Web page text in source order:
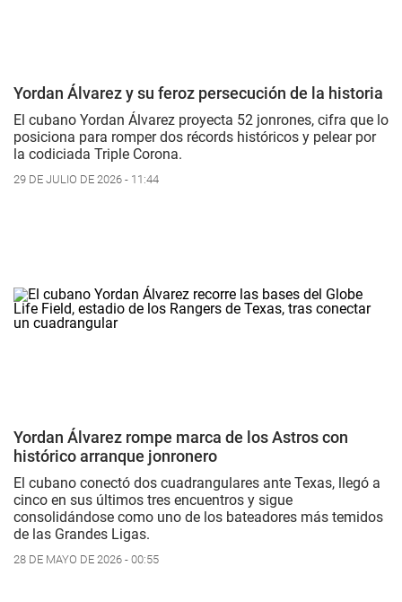
Yordan Álvarez y su feroz persecución de la historia
El cubano Yordan Álvarez proyecta 52 jonrones, cifra que lo
posiciona para romper dos récords históricos y pelear por
la codiciada Triple Corona.
29 DE JULIO DE 2026 - 11:44
Yordan Álvarez rompe marca de los Astros con
histórico arranque jonronero
El cubano conectó dos cuadrangulares ante Texas, llegó a
cinco en sus últimos tres encuentros y sigue
consolidándose como uno de los bateadores más temidos
de las Grandes Ligas.
28 DE MAYO DE 2026 - 00:55